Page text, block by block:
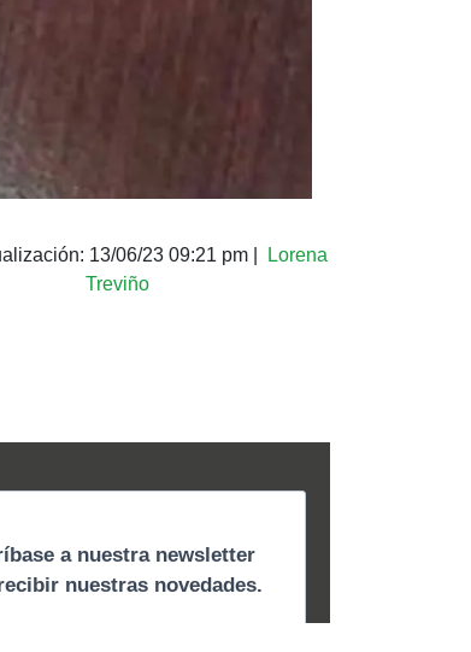
13/06/23 09:21 pm
Lorena
Treviño